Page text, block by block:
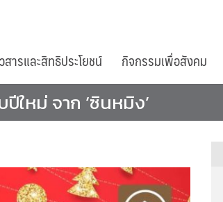
สารและสิทธิประโยชน์ กิจกรรมเพื่อสังคม
หม่ จาก ‘ซินหมิง’